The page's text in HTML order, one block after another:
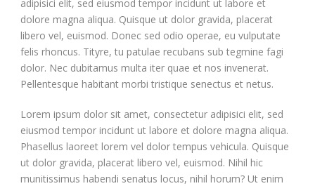
adipisici elit, sed eiusmod tempor incidunt ut labore et
dolore magna aliqua. Quisque ut dolor gravida, placerat
libero vel, euismod. Donec sed odio operae, eu vulputate
felis rhoncus. Tityre, tu patulae recubans sub tegmine fagi
dolor. Nec dubitamus multa iter quae et nos invenerat.
Pellentesque habitant morbi tristique senectus et netus.
Lorem ipsum dolor sit amet, consectetur adipisici elit, sed
eiusmod tempor incidunt ut labore et dolore magna aliqua.
Phasellus laoreet lorem vel dolor tempus vehicula. Quisque
ut dolor gravida, placerat libero vel, euismod. Nihil hic
munitissimus habendi senatus locus, nihil horum? Ut enim